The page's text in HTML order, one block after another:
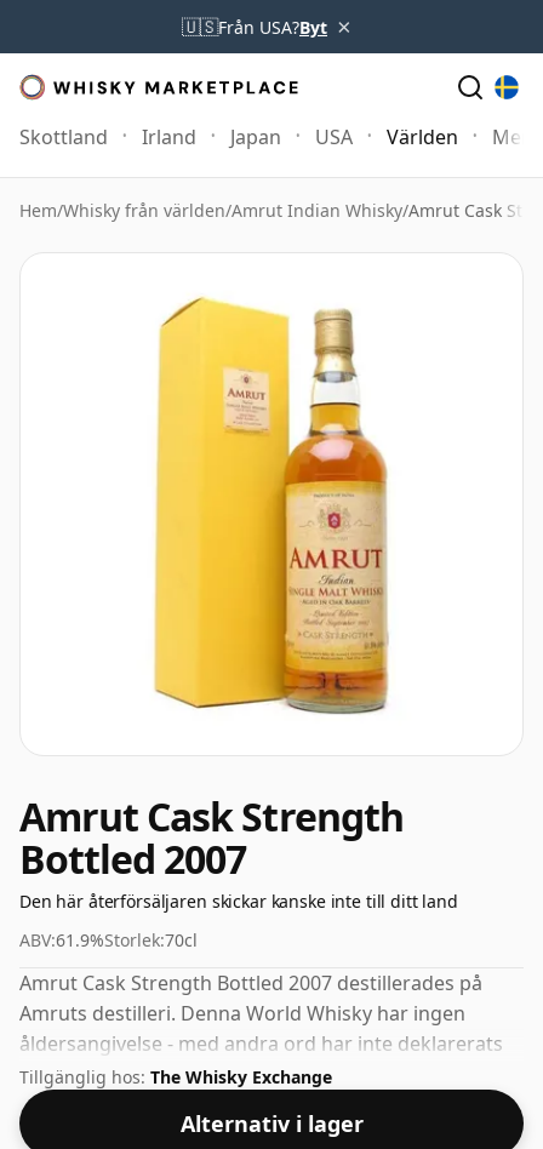
🇺🇸Från USA?Byt ×
Skottland Irland Japan USA Världen Mer
Hem/Whisky från världen/Amrut Indian Whisky/Amrut Cask
Amrut Cask Strength
Bottled 2007
Den här återförsäljaren skickar kanske inte till ditt land
ABV:61.9%Storlek:70cl
Amrut Cask Strength Bottled 2007 destillerades på
Amruts destilleri. Denna World Whisky har ingen
åldersangivelse - med andra ord har inte deklarerats
hur länge spriten i flaskan har mognats. Fans av högre
styrka whisky kommer inte att bli besvikna över denna
buteljering som kommer på 61,9 % ABV.
Tillgänglig hos: The Whisky Exchange
Alternativ i lager